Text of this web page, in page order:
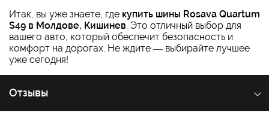
Итак, вы уже знаете, где купить шины Rosava Quartum
S49 в Молдове, Кишинев. Это отличный выбор для
вашего авто, который обеспечит безопасность и
комфорт на дорогах. Не ждите — выбирайте лучшее
уже сегодня!
Отзывы